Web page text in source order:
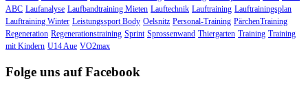
ABC Laufanalyse Laufbandtraining Mieten Lauftechnik Lauftraining Lauftrainingsplan
Lauftraining Winter Leistungssport Body Oelsnitz Personal-Training PärchenTraining
Regeneration Regenerationstraining Sprint Sprossenwand Thiergarten Training Training
mit Kindern U14 Aue VO2max
Folge uns auf Facebook